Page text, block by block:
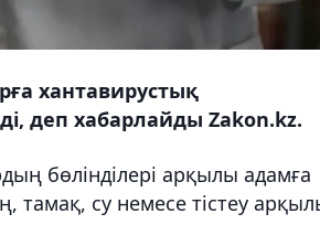
хантавирустық
деп хабарлайды Zakon.kz.
бөлінділері арқылы адамға
тамақ, су немесе тістеу